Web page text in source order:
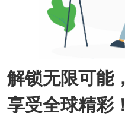
解锁无限可能，
享受全球精彩！